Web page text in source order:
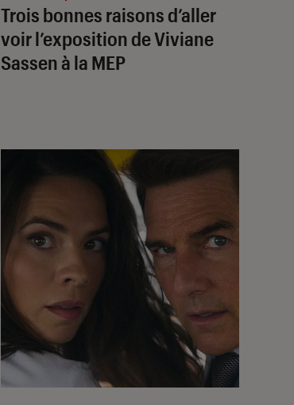
Trois bonnes raisons d’aller
voir l’exposition de Viviane
Sassen à la MEP